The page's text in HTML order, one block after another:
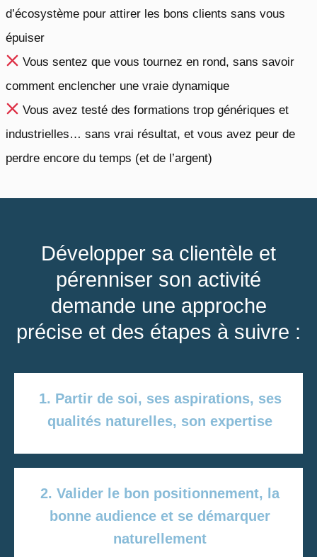
d’écosystème pour attirer les bons clients sans vous
épuiser
Vous sentez que vous tournez en rond, sans savoir
comment enclencher une vraie dynamique
Vous avez testé des formations trop génériques et
industrielles… sans vrai résultat, et vous avez peur de
perdre encore du temps (et de l’argent)
Développer sa clientèle et
pérenniser son activité
demande une approche
précise et des étapes à suivre :
1. Partir de soi, ses aspirations, ses
qualités naturelles, son expertise
2. Valider le bon positionnement, la
bonne audience et se démarquer
naturellement